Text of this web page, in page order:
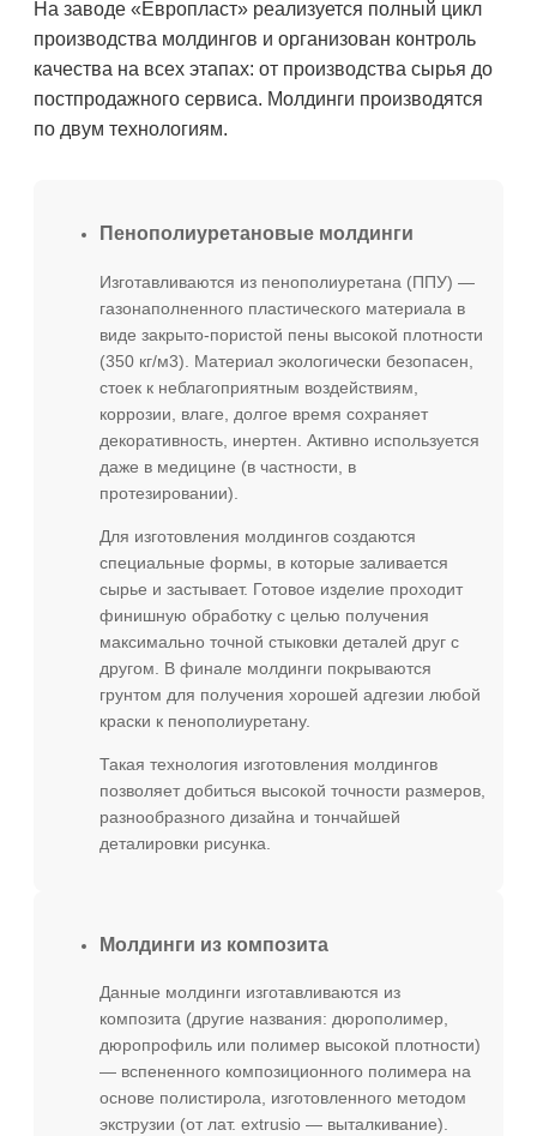
На заводе «Европласт» реализуется полный цикл
производства молдингов и организован контроль
качества на всех этапах: от производства сырья до
постпродажного сервиса. Молдинги производятся
по двум технологиям.
Пенополиуретановые молдинги
Изготавливаются из пенополиуретана (ППУ) —
газонаполненного пластического материала в
виде закрыто-пористой пены высокой плотности
(350 кг/м3). Материал экологически безопасен,
стоек к неблагоприятным воздействиям,
коррозии, влаге, долгое время сохраняет
декоративность, инертен. Активно используется
даже в медицине (в частности, в
протезировании).
Для изготовления молдингов создаются
специальные формы, в которые заливается
сырье и застывает. Готовое изделие проходит
финишную обработку с целью получения
максимально точной стыковки деталей друг с
другом. В финале молдинги покрываются
грунтом для получения хорошей адгезии любой
краски к пенополиуретану.
Такая технология изготовления молдингов
позволяет добиться высокой точности размеров,
разнообразного дизайна и тончайшей
деталировки рисунка.
Молдинги из композита
Данные молдинги изготавливаются из
композита (другие названия: дюрополимер,
дюропрофиль или полимер высокой плотности)
— вспененного композиционного полимера на
основе полистирола, изготовленного методом
экструзии (от лат. extrusio — выталкивание).